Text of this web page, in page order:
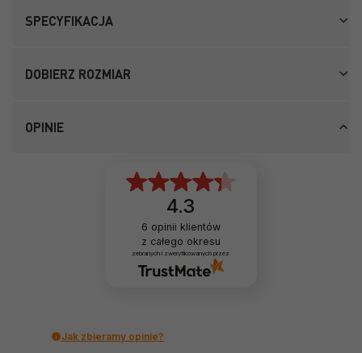
SPECYFIKACJA
DOBIERZ ROZMIAR
OPINIE
4.3
6 opinii klientów
z całego okresu
zebranych i zweryfikowanych przez
Jak zbieramy opinie?